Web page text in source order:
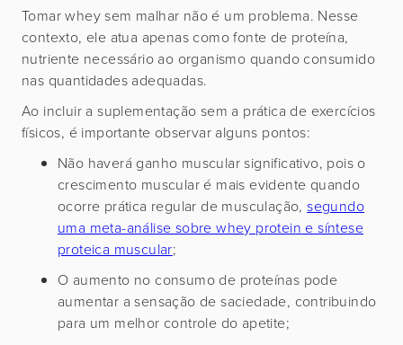
Tomar whey sem malhar não é um problema. Nesse
contexto, ele atua apenas como fonte de proteína,
nutriente necessário ao organismo quando consumido
nas quantidades adequadas.
Ao incluir a suplementação sem a prática de exercícios
físicos, é importante observar alguns pontos:
Não haverá ganho muscular significativo, pois o
crescimento muscular é mais evidente quando
ocorre prática regular de musculação,segundo
uma meta-análise sobre whey protein e síntese
proteica muscular;
O aumento no consumo de proteínas pode
aumentar a sensação de saciedade, contribuindo
para um melhor controle do apetite;